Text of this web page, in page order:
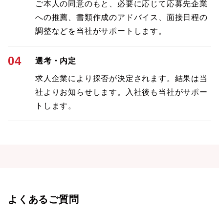
ご本人の同意のもと、必要に応じて応募先企業
への推薦、書類作成のアドバイス、面接日程の
調整などを当社がサポートします。
04 選考・内定
求人企業により採否が決定されます。結果は当
社よりお知らせします。入社後も当社がサポー
トします。
よくあるご質問